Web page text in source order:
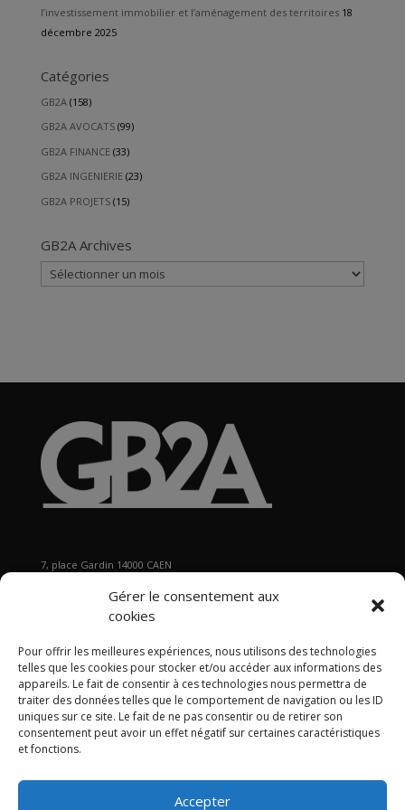
Gérer le consentement aux
cookies
Pour offrir les meilleures expériences, nous utilisons des technologies
telles que les cookies pour stocker et/ou accéder aux informations des
appareils. Le fait de consentir à ces technologies nous permettra de
traiter des données telles que le comportement de navigation ou les ID
uniques sur ce site. Le fait de ne pas consentir ou de retirer son
consentement peut avoir un effet négatif sur certaines caractéristiques
et fonctions.
Accepter
l’investissement immobilier et l’aménagement des territoires 18
décembre 2025
Catégories
GB2A(158)
GB2A AVOCATS(99)
GB2A FINANCE(33)
GB2A INGENIERIE(23)
GB2A PROJETS(15)
GB2A Archives
GB2A
Archives
7, place Gardin 14000 CAEN
ecretariat@gb2a.fr
Nos bureaux
Caen • Paris • Marseille Lyon• Nancy • Lille •Bordeaux •
International